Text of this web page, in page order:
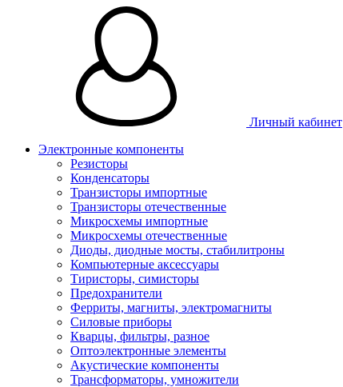
Личный кабинет
Электронные компоненты
Резисторы
Конденсаторы
Транзисторы импортные
Транзисторы отечественные
Микросхемы импортные
Микросхемы отечественные
Диоды, диодные мосты, стабилитроны
Компьютерные аксессуары
Тиристоры, симисторы
Предохранители
Ферриты, магниты, электромагниты
Силовые приборы
Кварцы, фильтры, разное
Оптоэлектронные элементы
Акустические компоненты
Трансформаторы, умножители